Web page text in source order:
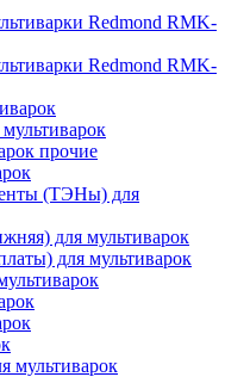
Redmond RMK-
Redmond RMK-
прочие
(ТЭНы) для
для мультиварок
для мультиварок
мультиварок